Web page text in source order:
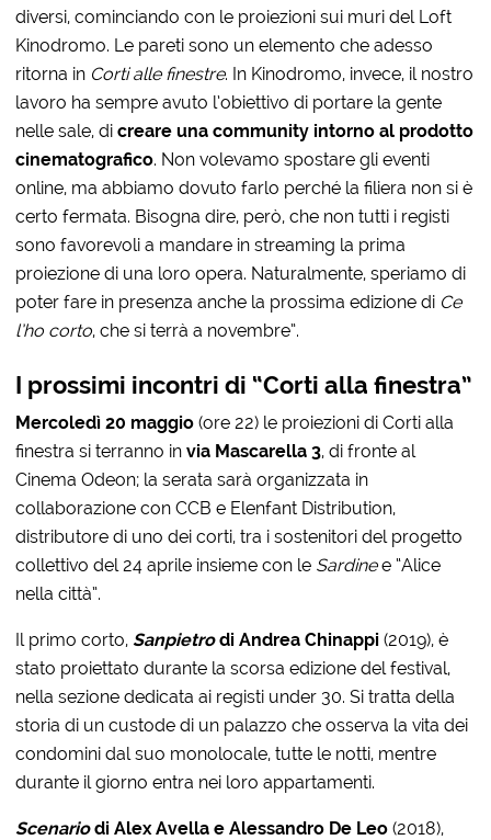
diversi, cominciando con le proiezioni sui muri del Loft
Kinodromo. Le pareti sono un elemento che adesso
ritorna in Corti alle finestre. In Kinodromo, invece, il nostro
lavoro ha sempre avuto l’obiettivo di portare la gente
nelle sale, dicreare una community intorno al prodotto
cinematografico. Non volevamo spostare gli eventi
online, ma abbiamo dovuto farlo perché la filiera non si è
certo fermata. Bisogna dire, però, che non tutti i registi
sono favorevoli a mandare in streaming la prima
proiezione di una loro opera. Naturalmente, speriamo di
poter fare in presenza anche la prossima edizione di Ce
l’ho corto, che si terrà a novembre”.
I prossimi incontri di “Corti alla finestra”
Mercoledì 20 maggio (ore 22) le proiezioni di Corti alla
finestra si terranno invia Mascarella 3, di fronte al
Cinema Odeon; la serata sarà organizzata in
collaborazione con CCB e Elenfant Distribution,
distributore di uno dei corti, tra i sostenitori del progetto
collettivo del 24 aprile insieme con le Sardinee “Alice
nella città”.
Il primo corto, Sanpietrodi Andrea Chinappi(2019), è
stato proiettato durante la scorsa edizione del festival,
nella sezione dedicata ai registi under 30. Si tratta della
storia di un custode di un palazzo che osserva la vita dei
condomini dal suo monolocale, tutte le notti, mentre
durante il giorno entra nei loro appartamenti.
Scenariodi Alex Avella e Alessandro De Leo (2018),